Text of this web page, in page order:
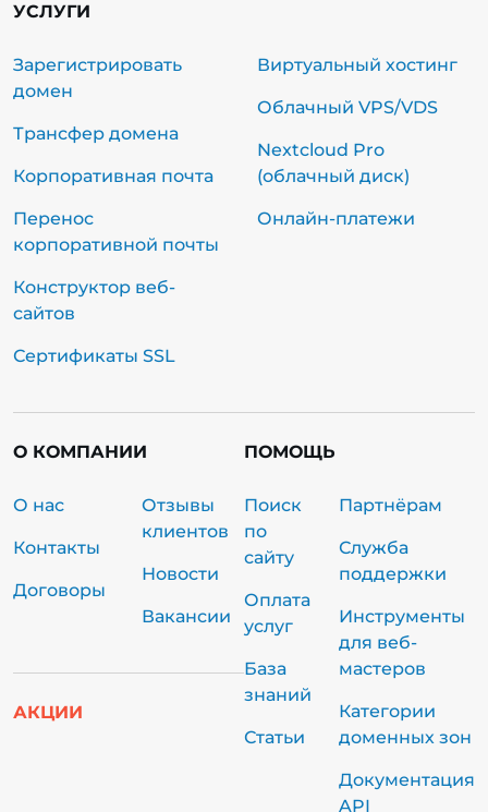
УСЛУГИ
Зарегистрировать
домен
Трансфер домена
Корпоративная почта
Перенос
корпоративной почты
Конструктор веб-
сайтов
Сертификаты SSL
Виртуальный хостинг
Облачный VPS/VDS
Nextcloud Pro
(облачный диск)
Онлайн-платежи
О КОМПАНИИ
О нас
Контакты
Договоры
Отзывы
клиентов
Новости
Вакансии
АКЦИИ
ПОМОЩЬ
Поиск
по
сайту
Оплата
услуг
База
знаний
Статьи
Партнёрам
Служба
поддержки
Инструменты
для веб-
мастеров
Категории
доменных зон
Документация
API